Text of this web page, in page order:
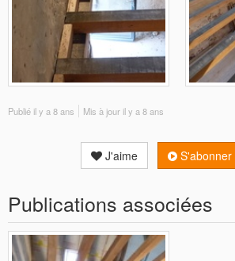
Publiéil y a 8 ans Mis à jouril y a 8 ans
J'aime S'abonner
Publications associées